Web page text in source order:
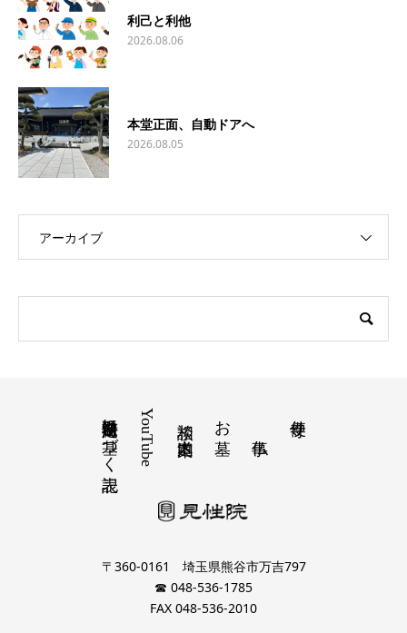
利己と利他
2026.08.06
本堂正面、自動ドアへ
2026.08.05
アーカイブ
寺便り
お墓
YouTube
特定商取引法に基づく表記
〒360-0161 埼玉県熊谷市万吉797
☎ 048-536-1785
FAX 048-536-2010